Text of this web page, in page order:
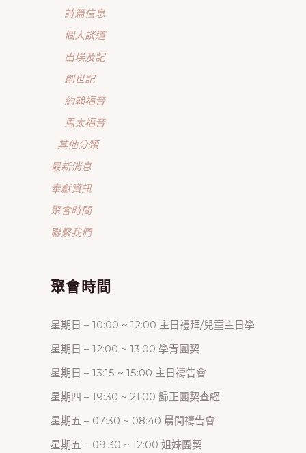
詩篇信息
個人談道
出埃及記
創世記
約翰福音
馬太福音
其他分類
最新消息
奉獻資訊
聚會時間
聯繫我們
聚會時間
星期日 – 10:00 ~ 12:00 主日禮拜/兒童主日學
星期日 – 12:00 ~ 13:00 學青團契
星期日 – 13:15 ~ 15:00 主日禱告會
星期四 – 19:30 ~ 21:00 歸正團契查經
星期五 – 07:30 ~ 08:40 晨間禱告會
星期五 – 09:30 ~ 12:00 姐妹團契